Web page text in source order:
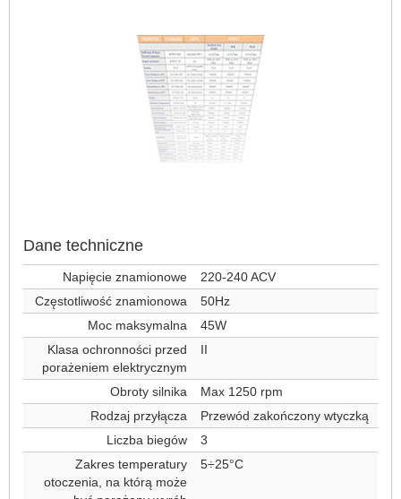
Dane techniczne
Napięcie znamionowe
220-240 ACV
Częstotliwość znamionowa
50Hz
Moc maksymalna
45W
Klasa ochronności przed
porażeniem elektrycznym
II
Obroty silnika
Max 1250 rpm
Rodzaj przyłącza
Przewód zakończony wtyczką
Liczba biegów
3
Zakres temperatury
otoczenia, na którą może
5÷25°C